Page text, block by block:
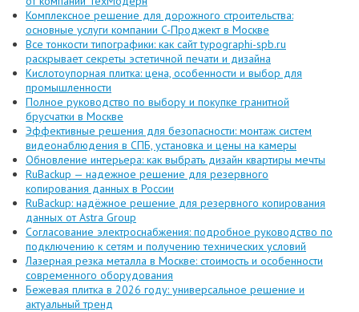
Комплексное решение для дорожного строительства:
основные услуги компании C-Проджект в Москве
Все тонкости типографики: как сайт typographi-spb.ru
раскрывает секреты эстетичной печати и дизайна
Кислотоупорная плитка: цена, особенности и выбор для
промышленности
Полное руководство по выбору и покупке гранитной
брусчатки в Москве
Эффективные решения для безопасности: монтаж систем
видеонаблюдения в СПБ, установка и цены на камеры
Обновление интерьера: как выбрать дизайн квартиры мечты
RuBackup — надежное решение для резервного
копирования данных в России
RuBackup: надёжное решение для резервного копирования
данных от Astra Group
Согласование электроснабжения: подробное руководство по
подключению к сетям и получению технических условий
Лазерная резка металла в Москве: стоимость и особенности
современного оборудования
Бежевая плитка в 2026 году: универсальное решение и
актуальный тренд